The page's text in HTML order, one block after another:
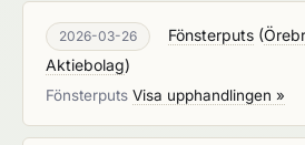
2026-03-26 Fönsterputs (
Aktiebolag)
Fönsterputs Visa upphandlingen »